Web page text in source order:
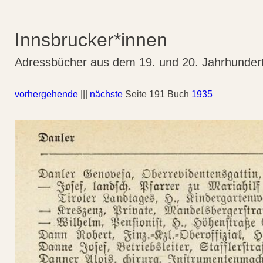
Innsbrucker*innen
Adressbücher aus dem 19. und 20.
vorhergehende nächste Seite 191 Buch 1935